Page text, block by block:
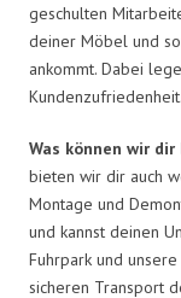
geschulten
deiner Möbel und
ankommt. Dabei
Kundenzufriedenheit.
Was können wir
bieten wir dir auch
Montage und
und kannst deinen
Fuhrpark und
sicheren Transport